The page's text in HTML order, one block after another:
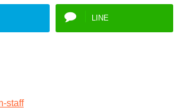
LINE
staff